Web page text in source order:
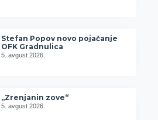
Stefan Popov novo pojačanje
OFK Gradnulica
5. avgust 2026.
„Zrenjanin zove“
5. avgust 2026.